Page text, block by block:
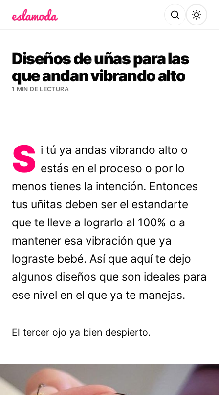
Diseños de uñas para las
que andan vibrando alto
1 MIN DE LECTURA
S i tú ya andas vibrando alto o
estás en el proceso o por lo
menos tienes la intención. Entonces
tus uñitas deben ser el estandarte
que te lleve a lograrlo al 100% o a
mantener esa vibración que ya
lograste bebé. Así que aquí te dejo
algunos diseños que son ideales para
ese nivel en el que ya te manejas.
El tercer ojo ya bien despierto.